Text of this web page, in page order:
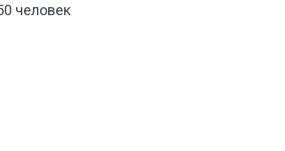
человек